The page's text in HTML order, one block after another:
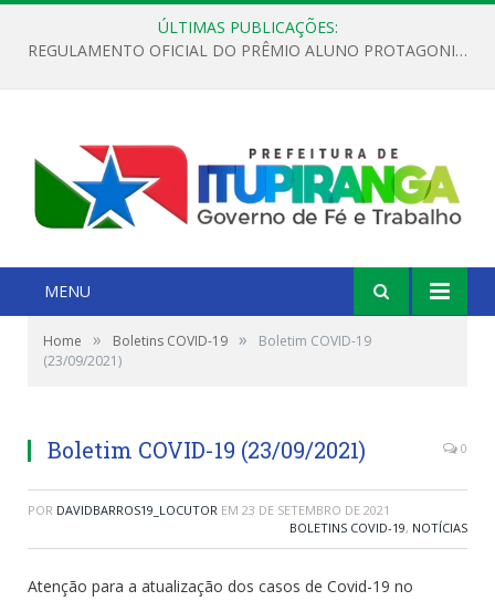
ÚLTIMAS PUBLICAÇÕES:
REGULAMENTO OFICIAL DO PRÊMIO ALUNO PROTAGONISTA – EDIÇÃO 2026
MENU
Home » Boletins COVID-19 »
Boletim COVID-19
(23/09/2021)
Boletim COVID-19 (23/09/2021) 0
POR DAVIDBARROS19_LOCUTOR EM 23 DE SETEMBRO DE 2021
BOLETINS COVID-19, NOTÍCIAS
Atenção para a atualização dos casos de Covid-19 no